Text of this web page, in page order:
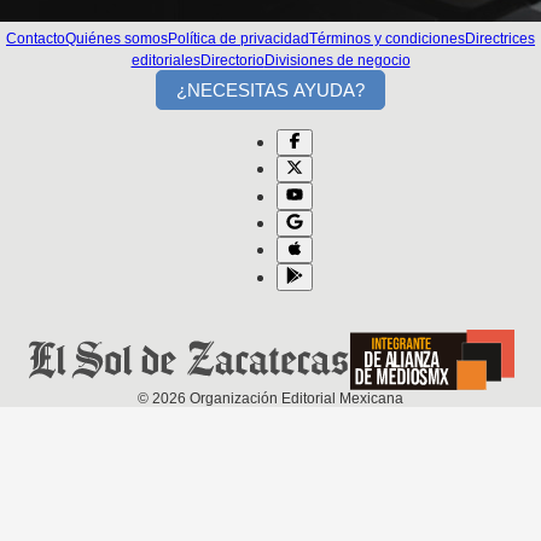
ContactoQuiénes somosPolítica de privacidadTérminos y condicionesDirectrices
editorialesDirectorioDivisiones de negocio
¿NECESITAS AYUDA?
© 2026 Organización Editorial Mexicana